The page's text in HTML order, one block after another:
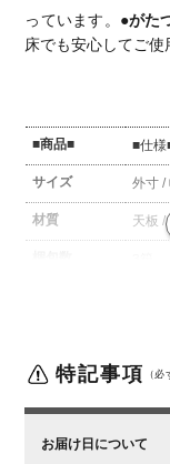
っています。 ●がた
床でも安心してご使
■商品■ ■仕様
サイズ 外寸 /
材質 天板 /
が合
かねま
特記事項 （
お届け日について